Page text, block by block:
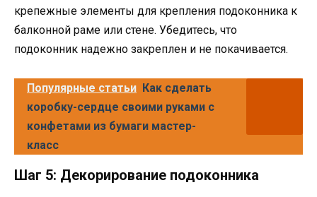
крепежные элементы для крепления подоконника к
балконной раме или стене. Убедитесь, что
подоконник надежно закреплен и не покачивается.
Популярные статьи Как сделать
коробку-сердце своими руками с
конфетами из бумаги мастер-
класс
Шаг 5: Декорирование подоконника